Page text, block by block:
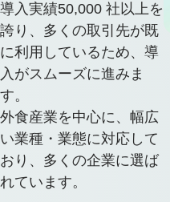
導入実績50,000 社以上を
誇り、多くの取引先が既
に利用しているため、導
入がスムーズに進みま
す。
外食産業を中心に、幅広
い業種・業態に対応して
おり、多くの企業に選ば
れています。